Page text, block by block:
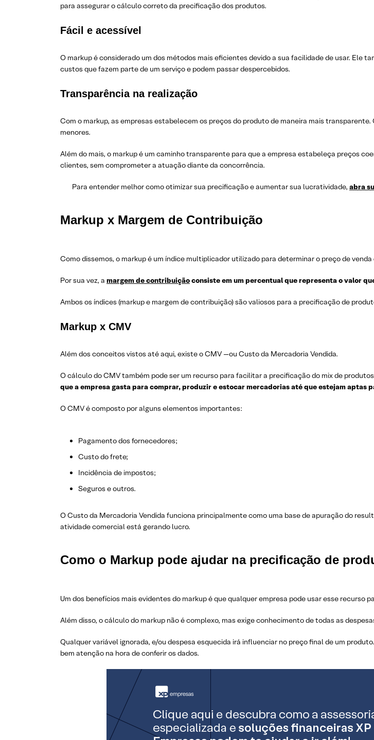
para assegurar o cálculo correto da precificação dos produtos.
Fácil e acessível
O markup é considerado um dos métodos mais eficientes devido a sua facilidade de usar. Ele
custos que fazem parte de um serviço e podem passar despercebidos.
Transparência na realização
Com o markup, as empresas estabelecem os preços do produto de maneira mais
menores.
Além do mais, o markup é um caminho transparente para que a empresa estabeleça preços
clientes, sem comprometer a atuação diante da concorrência.
Para entender melhor como otimizar sua precificação e aumentar sua lucratividade, abra
Markup x Margem de Contribuição
Como dissemos, o markup é um índice multiplicador utilizado para determinar o preço de venda
Por sua vez, a margem de contribuiçãoconsiste em um percentual que representa o valor
Ambos os índices (markup e margem de contribuição) são valiosos para a precificação de
Markup x CMV
Além dos conceitos vistos até aqui, existe o CMV —ou Custo da Mercadoria Vendida.
O cálculo do CMV também pode ser um recurso para facilitar a precificação do mix de
que a empresa gasta para comprar, produzir e estocar mercadorias até que estejam aptas
O CMV é composto por alguns elementos importantes:
Pagamento dos fornecedores;
Custo do frete;
Incidência de impostos;
Seguros e outros.
O Custo da Mercadoria Vendida funciona principalmente como uma base de apuração do
atividade comercial está gerando lucro.
Como o Markup pode ajudar na precificação de
Um dos benefícios mais evidentes do markup é que qualquer empresa pode usar esse recurso
Além disso, o cálculo do markup não é complexo, mas exige conhecimento de todas as
Qualquer variável ignorada, e/ou despesa esquecida irá influenciar no preço final de um
bem atenção na hora de conferir os dados.